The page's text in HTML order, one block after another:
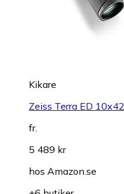
Kikare
Zeiss Terra ED 10x42
fr.
5 489 kr
hos Amazon.se